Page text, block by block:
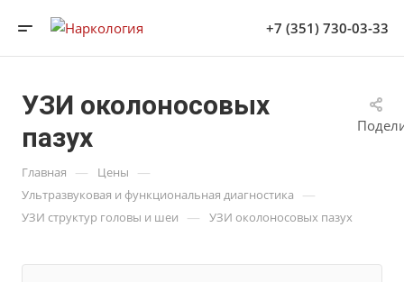
+7 (351) 730-03-33
УЗИ околоносовых
пазух
Главная — Цены —
Ультразвуковая и функциональная диагностика —
УЗИ структур головы и шеи — УЗИ околоносовых пазух